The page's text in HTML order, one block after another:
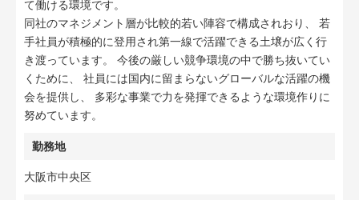
て働ける環境です。
同社のマネジメント層が比較的若い陣容で構成されおり、 若
手社員が積極的に登用され第一線で活躍できる土壌が広く行
き渡っています。 今後の厳しい競争環境の中で勝ち抜いてい
くために、 社員には国内に留まらないグローバルな活躍の機
会を提供し、 多彩な事業で力を発揮できるような環境作りに
努めています。
勤務地
大阪市中央区